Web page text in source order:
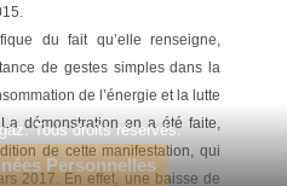
du fait qu’elle renseigne,
de gestes simples dans la
de l’énergie et la lutte
démonstration en a été faite,
de cette manifestation, qui
2017. En effet, une baisse de
Tous droits réservés.
Personnelles